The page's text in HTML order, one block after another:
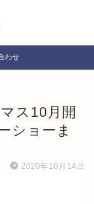
わせ
ス10月開
ショーま
2020年10月14日